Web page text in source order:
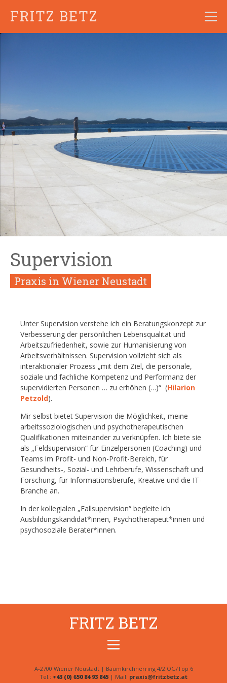
FRITZ BETZ
Supervision
Praxis in Wiener Neustadt
Unter Supervision verstehe ich ein Beratungskonzept zur
Verbesserung der persönlichen Lebensqualität und
Arbeitszufriedenheit, sowie zur Humanisierung von
Arbeitsverhältnissen. Supervision vollzieht sich als
interaktionaler Prozess „mit dem Ziel, die personale,
soziale und fachliche Kompetenz und Performanz der
supervidierten Personen … zu erhöhen (…)“ (Hilarion
Petzold).
Mir selbst bietet Supervision die Möglichkeit, meine
arbeitssoziologischen und psychotherapeutischen
Qualifikationen miteinander zu verknüpfen. Ich biete sie
als „Feldsupervision“ für Einzelpersonen (Coaching) und
Teams im Profit- und Non-Profit-Bereich, für
Gesundheits-, Sozial- und Lehrberufe, Wissenschaft und
Forschung, für Informationsberufe, Kreative und die IT-
Branche an.
In der kollegialen „Fallsupervision“ begleite ich
Ausbildungskandidat*innen, Psychotherapeut*innen und
psychosoziale Berater*innen.
FRITZ BETZ
A-2700 Wiener Neustadt | Baumkirchnerring 4/2.OG/Top 6
Tel.: +43 (0) 650 84 93 845 | Mail: praxis@fritzbetz.at